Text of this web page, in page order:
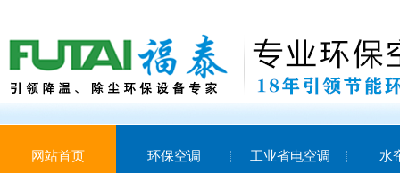
网站首页 环保空调 工业省电空调 水